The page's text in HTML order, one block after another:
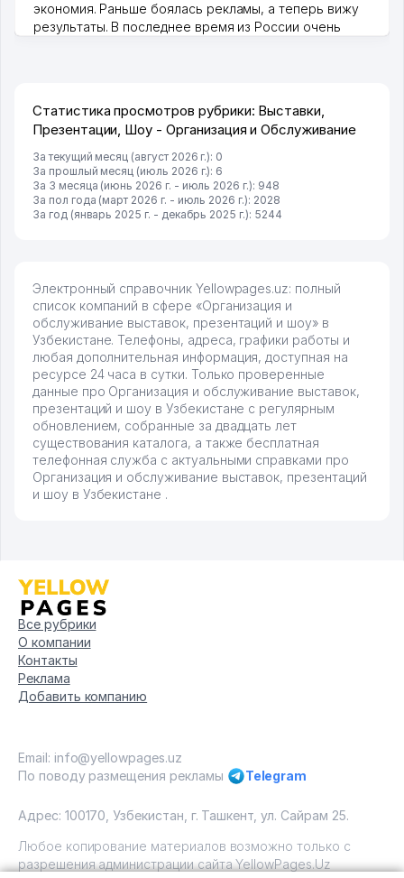
экономия. Раньше боялась рекламы, а теперь вижу
результаты. В последнее время из России очень
Статистика просмотров рубрики: Выставки,
Презентации, Шоу - Организация и Обслуживание
За текущий месяц (август 2026 г.): 0
За прошлый месяц (июль 2026 г.): 6
За 3 месяца (июнь 2026 г. - июль 2026 г.): 948
За пол года (март 2026 г. - июль 2026 г.): 2028
За год (январь 2025 г. - декабрь 2025 г.): 5244
Электронный справочник Yellowpages.uz: полный
список компаний в сфере «Организация и
обслуживание выставок, презентаций и шоу» в
Узбекистане. Телефоны, адреса, графики работы и
любая дополнительная информация, доступная на
ресурсе 24 часа в сутки. Только проверенные
данные про Организация и обслуживание выставок,
презентаций и шоу в Узбекистане с регулярным
обновлением, собранные за двадцать лет
существования каталога, а также бесплатная
телефонная служба с актуальными справками про
Организация и обслуживание выставок, презентаций
и шоу в Узбекистане .
Все рубрики
О компании
Контакты
Реклама
Добавить компанию
Email: info@yellowpages.uz
По поводу размещения рекламы
Telegram
Адрес: 100170, Узбекистан, г. Ташкент, ул. Сайрам 25.
Любое копирование материалов возможно только с
разрешения администрации сайта YellowPages.Uz